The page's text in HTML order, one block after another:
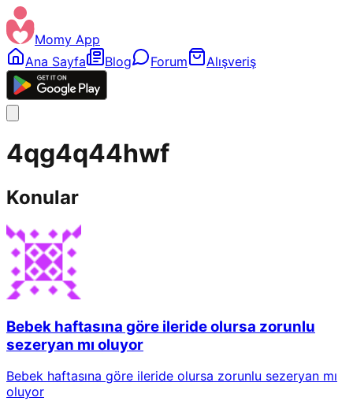
Momy App
Ana Sayfa
Blog Forum Alışveriş
4qg4q44hwf
Konular
Bebek haftasına göre ileride olursa zorunlu
sezeryan mı oluyor
Bebek haftasına göre ileride olursa zorunlu sezeryan mı
oluyor